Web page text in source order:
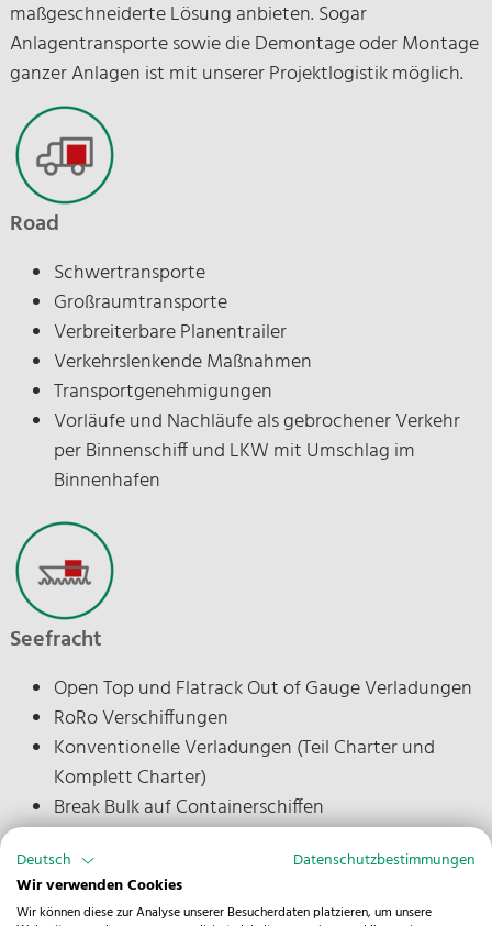
maßgeschneiderte Lösung anbieten. Sogar
Anlagentransporte sowie die Demontage oder Montage
ganzer Anlagen ist mit unserer Projektlogistik möglich.
Road
Schwertransporte
Großraumtransporte
Verbreiterbare Planentrailer
Verkehrslenkende Maßnahmen
Transportgenehmigungen
Vorläufe und Nachläufe als gebrochener Verkehr
per Binnenschiff und LKW mit Umschlag im
Binnenhafen
Seefracht
Open Top und Flatrack Out of Gauge Verladungen
RoRo Verschiffungen
Konventionelle Verladungen (Teil Charter und
Komplett Charter)
Break Bulk auf Containerschiffen
Coastertransporte / Binnenschifftransporte
Deutsch
Datenschutzbestimmungen
Wir verwenden Cookies
Wir können diese zur Analyse unserer Besucherdaten platzieren, um unsere